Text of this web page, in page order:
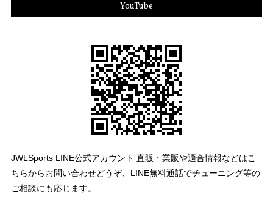
YouTube
JWLSports LINE公式アカウント 直販・業販や適合情報などはこ
ちらからお問い合わせどうぞ、LINE無料通話でチューニング等の
ご相談にも応じます。